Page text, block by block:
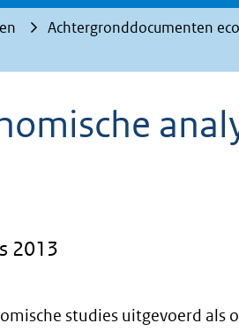
Achtergronddocumenten
2013
studies uitgevoerd als